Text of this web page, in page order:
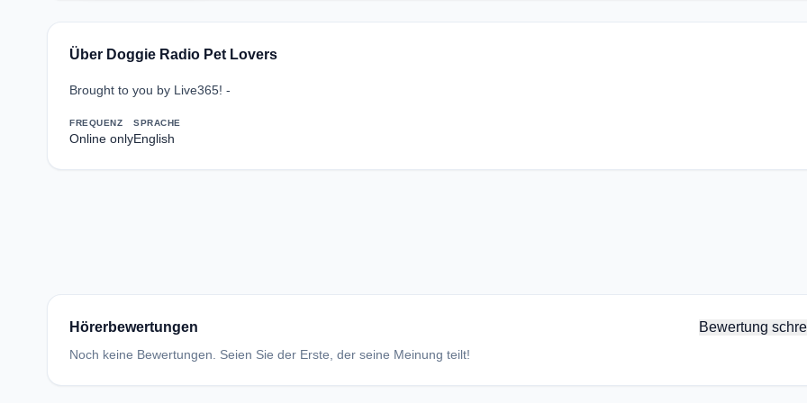
Über Doggie Radio Pet Lovers
Brought to you by Live365! -
FREQUENZ
Online only
SPRACHE
English
Hörerbewertungen Bewertung
Noch keine Bewertungen. Seien Sie der Erste, der seine Meinung teilt!